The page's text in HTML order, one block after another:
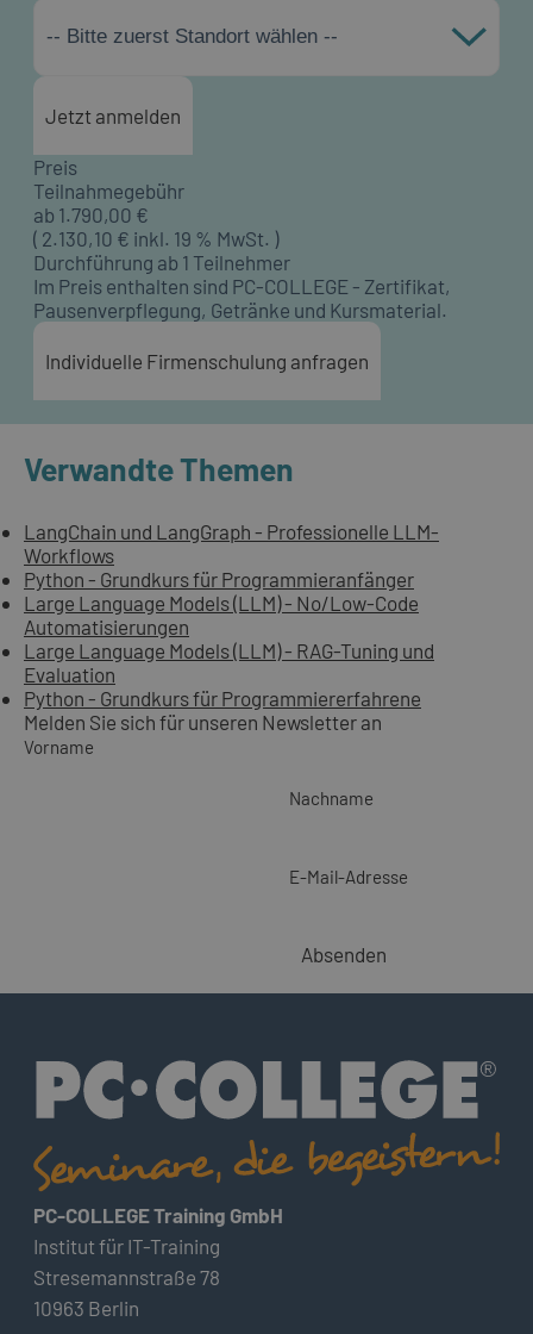
-- Bitte zuerst Standort wählen --
Jetzt anmelden
Preis
Teilnahmegebühr
ab 1.790,00 €
( 2.130,10 € inkl. 19 % MwSt. )
Durchführung ab 1 Teilnehmer
Im Preis enthalten sind PC-COLLEGE - Zertifikat,
Pausenverpflegung, Getränke und Kursmaterial.
Individuelle Firmenschulung anfragen
Verwandte Themen
LangChain und LangGraph - Professionelle LLM-
Workflows
Python - Grundkurs für Programmieranfänger
Large Language Models (LLM) - No/Low-Code
Automatisierungen
Large Language Models (LLM) - RAG-Tuning und
Evaluation
Python - Grundkurs für Programmiererfahrene
Melden Sie sich für unseren Newsletter an
Vorname
Nachname
E-Mail-Adresse
Absenden
PC-COLLEGE Training GmbH
Institut für IT-Training
Stresemannstraße 78
10963 Berlin